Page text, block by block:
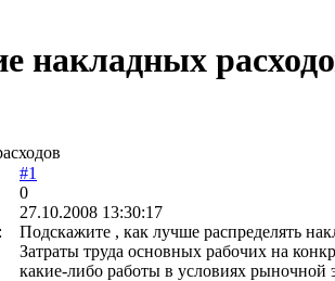
накладных
#1
0
27.10.2008 13:30:17
Подскажите , как лучше распределять
Затраты труда основных рабочих на
какие-либо работы в условиях рыночной